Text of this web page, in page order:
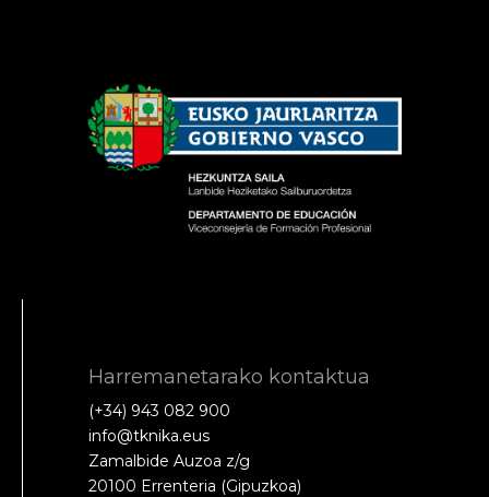
Harremanetarako kontaktua
(+34) 943 082 900
info@tknika.eus
Zamalbide Auzoa z/g
20100 Errenteria (Gipuzkoa)